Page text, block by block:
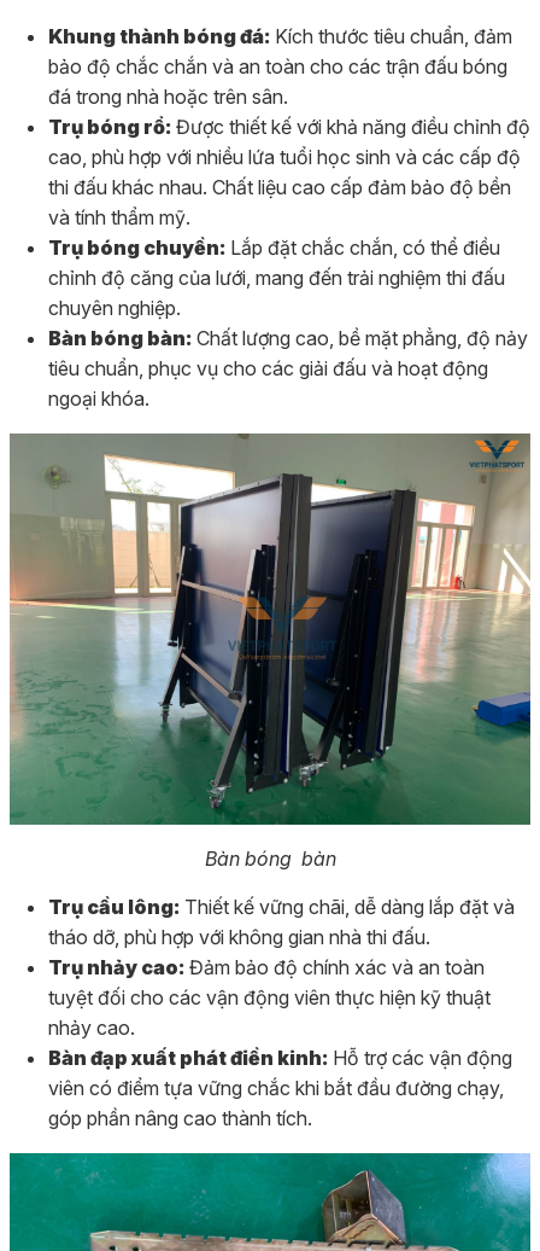
Khung thành bóng đá: Kích thước tiêu chuẩn, đảm
bảo độ chắc chắn và an toàn cho các trận đấu bóng
đá trong nhà hoặc trên sân.
Trụ bóng rổ: Được thiết kế với khả năng điều chỉnh độ
cao, phù hợp với nhiều lứa tuổi học sinh và các cấp độ
thi đấu khác nhau. Chất liệu cao cấp đảm bảo độ bền
và tính thẩm mỹ.
Trụ bóng chuyền: Lắp đặt chắc chắn, có thể điều
chỉnh độ căng của lưới, mang đến trải nghiệm thi đấu
chuyên nghiệp.
Bàn bóng bàn: Chất lượng cao, bề mặt phẳng, độ nảy
tiêu chuẩn, phục vụ cho các giải đấu và hoạt động
ngoại khóa.
Bàn bóng bàn
Trụ cầu lông: Thiết kế vững chãi, dễ dàng lắp đặt và
tháo dỡ, phù hợp với không gian nhà thi đấu.
Trụ nhảy cao: Đảm bảo độ chính xác và an toàn
tuyệt đối cho các vận động viên thực hiện kỹ thuật
nhảy cao.
Bàn đạp xuất phát điền kinh: Hỗ trợ các vận động
viên có điểm tựa vững chắc khi bắt đầu đường chạy,
góp phần nâng cao thành tích.